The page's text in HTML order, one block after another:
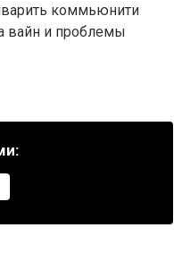
коммьюнити
вайн и проблемы